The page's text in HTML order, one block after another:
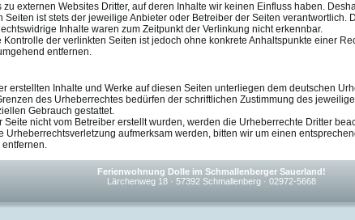
zu externen Websites Dritter, auf deren Inhalte wir keinen Einfluss haben.
Seiten ist stets der jeweilige Anbieter oder Betreiber der Seiten
Inhalte waren zum Zeitpunkt der Verlinkung nicht erkennbar.
der verlinkten Seiten ist jedoch ohne konkrete Anhaltspunkte einer
entfernen.
erstellten Inhalte und Werke auf diesen Seiten unterliegen dem deutschen
des Urheberrechtes bedürfen der schriftlichen Zustimmung des
Gebrauch gestattet.
Seite nicht vom Betreiber erstellt wurden, werden die Urheberrechte Dritter
Urheberrechtsverletzung aufmerksam werden, bitten wir um einen
Ferienwohnung Dolle im Schmallenberger Sauerland!
Lärchenweg 18 · 57392 Schmallenberg · 02972-5668